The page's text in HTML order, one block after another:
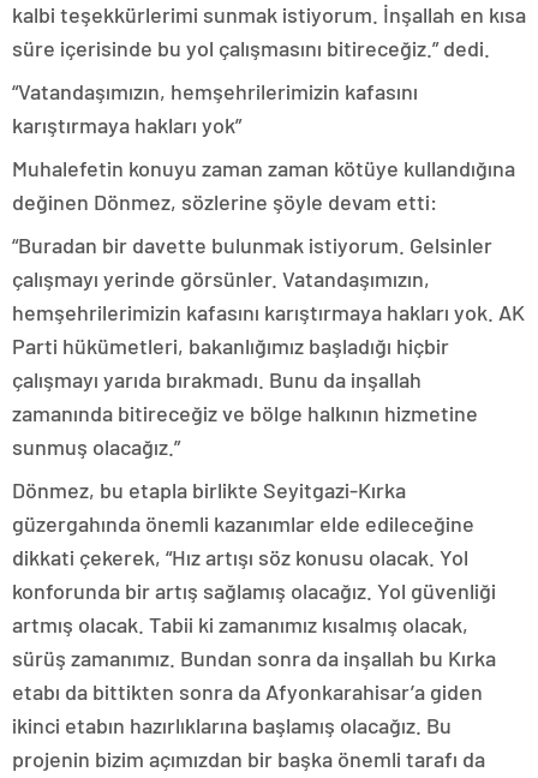
kalbi teşekkürlerimi sunmak istiyorum. İnşallah en kısa
süre içerisinde bu yol çalışmasını bitireceğiz.” dedi.
“Vatandaşımızın, hemşehrilerimizin kafasını
karıştırmaya hakları yok”
Muhalefetin konuyu zaman zaman kötüye kullandığına
değinen Dönmez, sözlerine şöyle devam etti:
“Buradan bir davette bulunmak istiyorum. Gelsinler
çalışmayı yerinde görsünler. Vatandaşımızın,
hemşehrilerimizin kafasını karıştırmaya hakları yok. AK
Parti hükümetleri, bakanlığımız başladığı hiçbir
çalışmayı yarıda bırakmadı. Bunu da inşallah
zamanında bitireceğiz ve bölge halkının hizmetine
sunmuş olacağız.”
Dönmez, bu etapla birlikte Seyitgazi-Kırka
güzergahında önemli kazanımlar elde edileceğine
dikkati çekerek, “Hız artışı söz konusu olacak. Yol
konforunda bir artış sağlamış olacağız. Yol güvenliği
artmış olacak. Tabii ki zamanımız kısalmış olacak,
sürüş zamanımız. Bundan sonra da inşallah bu Kırka
etabı da bittikten sonra da Afyonkarahisar’a giden
ikinci etabın hazırlıklarına başlamış olacağız. Bu
projenin bizim açımızdan bir başka önemli tarafı da